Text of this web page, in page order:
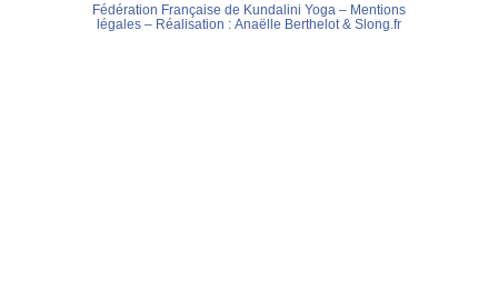
Fédération Française de Kundalini Yoga – Mentions
légales– Réalisation : Anaëlle Berthelot& Slong.fr